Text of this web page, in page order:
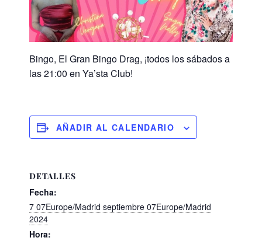
Bingo, El Gran Bingo Drag, ¡todos los sábados a
las 21:00 en Ya’sta Club!
AÑADIR AL CALENDARIO
DETALLES
Fecha:
7 07Europe/Madrid septiembre 07Europe/Madrid
2024
Hora: